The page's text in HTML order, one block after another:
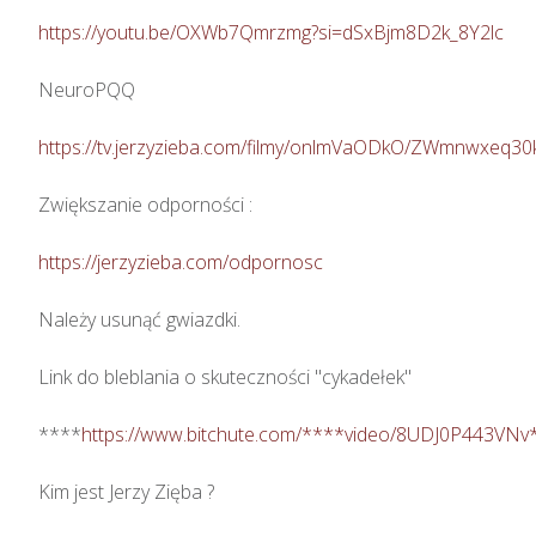
https://youtu.be/OXWb7Qmrzmg?si=dSxBjm8D2k_8Y2lc
NeuroPQQ
https://tv.jerzyzieba.com/filmy/onlmVaODkO/
Zwiększanie odporności :
https://jerzyzieba.com/odpornosc
Należy usunąć gwiazdki.
Link do bleblania o skuteczności "cykadełek"
****https://www.bitchute.com/****video/
Kim jest Jerzy Zięba ?